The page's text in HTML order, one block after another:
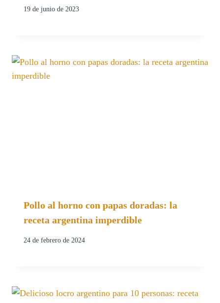
19 de junio de 2023
Pollo al horno con papas doradas: la
receta argentina imperdible
24 de febrero de 2024